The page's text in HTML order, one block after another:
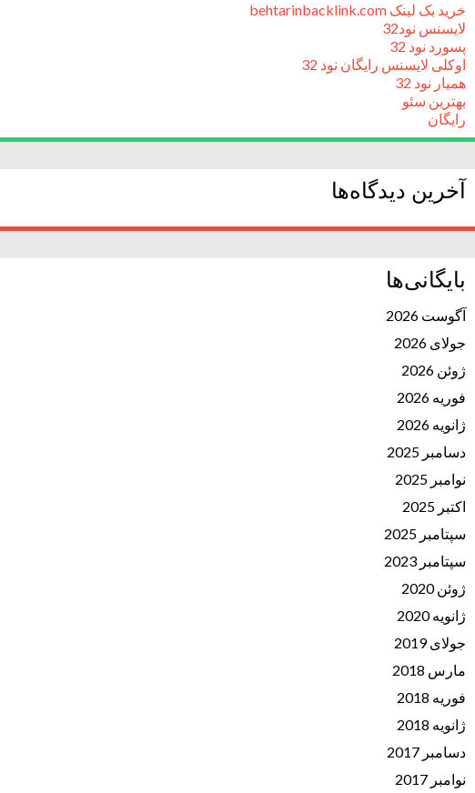
خرید بک لینک behtarinbacklink.com
لایسنس نود32
پسورد نود 32
اوکلی لایسنس رایگان نود 32
همیار نود 32
بهترین سئو
رایگان
آخرین دیدگاه‌ها
بایگانی‌ها
آگوست 2026
جولای 2026
ژوئن 2026
فوریه 2026
ژانویه 2026
دسامبر 2025
نوامبر 2025
اکتبر 2025
سپتامبر 2025
سپتامبر 2023
ژوئن 2020
ژانویه 2020
جولای 2019
مارس 2018
فوریه 2018
ژانویه 2018
دسامبر 2017
نوامبر 2017